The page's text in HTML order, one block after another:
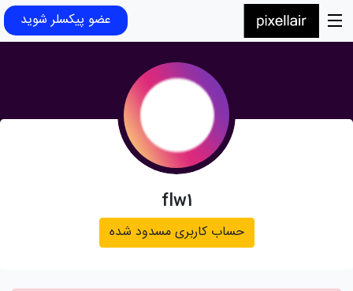
عضو پیکسلر شوید
flw1
حساب کاربری مسدود شده